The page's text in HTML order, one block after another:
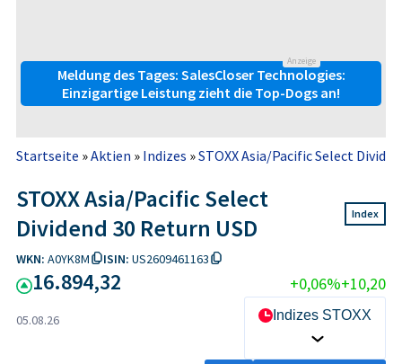
Anzeige
Meldung des Tages: SalesCloser Technologies:
Einzigartige Leistung zieht die Top-Dogs an!
Startseite »Aktien » Indizes »STOXX Asia/Pacific Select
STOXX Asia/Pacific Select
Dividend 30 Return USD
Index
WKN: A0YK8M ISIN: US2609461163
16.894,32 +0,06%+10,20
05.08.26 Indizes STOXX